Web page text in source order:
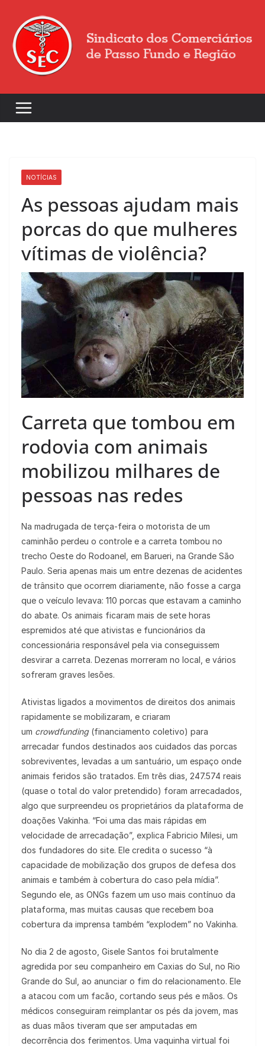
NOTÍCIAS
As pessoas ajudam mais
porcas do que mulheres
vítimas de violência?
Carreta que tombou em
rodovia com animais
mobilizou milhares de
pessoas nas redes
Na madrugada de terça-feira o motorista de um
caminhão perdeu o controle e a carreta tombou no
trecho Oeste do Rodoanel, em Barueri, na Grande São
Paulo. Seria apenas mais um entre dezenas de acidentes
de trânsito que ocorrem diariamente, não fosse a carga
que o veículo levava: 110 porcas que estavam a caminho
do abate. Os animais ficaram mais de sete horas
espremidos até que ativistas e funcionários da
concessionária responsável pela via conseguissem
desvirar a carreta. Dezenas morreram no local, e vários
sofreram graves lesões.
Ativistas ligados a movimentos de direitos dos animais
rapidamente se mobilizaram, e criaram
um crowdfunding(financiamento coletivo) para
arrecadar fundos destinados aos cuidados das porcas
sobreviventes, levadas a um santuário, um espaço onde
animais feridos são tratados. Em três dias, 247.574 reais
(quase o total do valor pretendido) foram arrecadados,
algo que surpreendeu os proprietários da plataforma de
doações Vakinha. “Foi uma das mais rápidas em
velocidade de arrecadação”, explica Fabricio Milesi, um
dos fundadores do site. Ele credita o sucesso “à
capacidade de mobilização dos grupos de defesa dos
animais e também à cobertura do caso pela mídia”.
Segundo ele, as ONGs fazem um uso mais contínuo da
plataforma, mas muitas causas que recebem boa
cobertura da imprensa também “explodem” no Vakinha.
No dia 2 de agosto, Gisele Santos foi brutalmente
agredida por seu companheiro em Caxias do Sul, no Rio
Grande do Sul, ao anunciar o fim do relacionamento. Ele
a atacou com um facão, cortando seus pés e mãos. Os
médicos conseguiram reimplantar os pés da jovem, mas
as duas mãos tiveram que ser amputadas em
decorrência dos ferimentos. Uma vaquinha virtual foi